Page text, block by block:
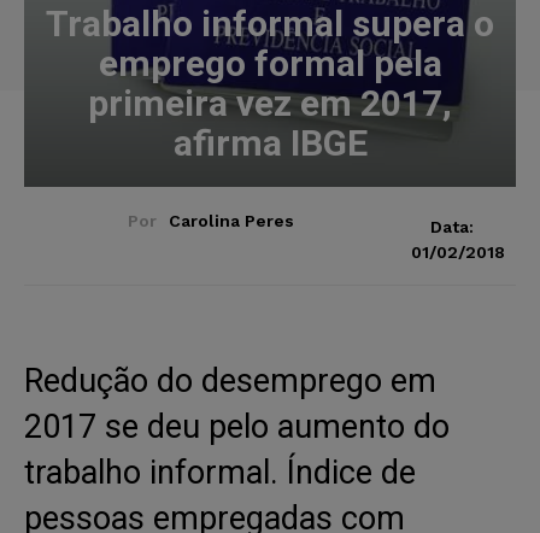
Trabalho informal supera o
emprego formal pela
primeira vez em 2017,
afirma IBGE
Por Carolina Peres
Data:
01/02/2018
Redução do desemprego em
2017 se deu pelo aumento do
trabalho informal. Índice de
pessoas empregadas com